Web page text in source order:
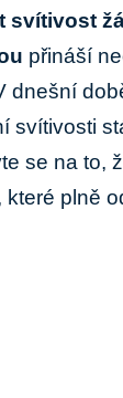
svítivost
přináší
dnešní‍
svítivosti
se na to,
plně